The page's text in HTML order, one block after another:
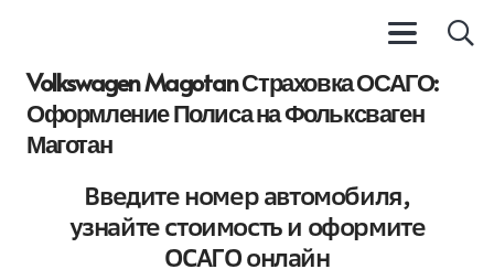
Volkswagen Magotan Страховка ОСАГО:
Оформление Полиса на Фольксваген
Маготан